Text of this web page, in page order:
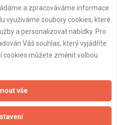
a zpracováváme informace
využíváme soubory cookies, které
a personalizovat nabídky. Pro
Váš souhlas, který vyjádříte
cookies můžete změnit volbou
vše